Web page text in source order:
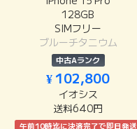
128GB
SIMフリー
ブルーチタニウム
中古Aランク
¥ 102,800
イオシス
送料640円
午前10時迄に決済完了で即日発送